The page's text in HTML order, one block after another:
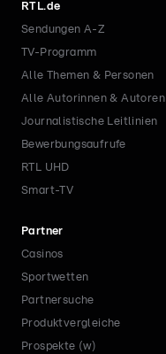
RTL.de
Sendungen A-Z
TV-Programm
Alle Themen & Personen
Alle Autorinnen & Autoren
Journalistische Leitlinien
Bewerbungsaufrufe
RTL UHD
Smart-TV
Partner
Casinos
Sportwetten
Partnersuche
Produktvergleiche
Prospekte (w)